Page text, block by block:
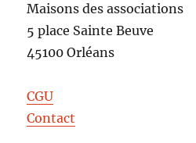
Maisons des associations
5 place Sainte Beuve
45100 Orléans
CGU
Contact